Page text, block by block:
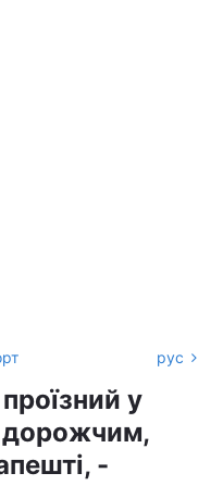
рус
у
дорожчим,
-